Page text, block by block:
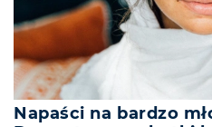
Napaści na bardzo